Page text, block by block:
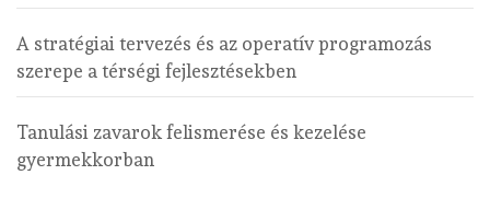
A stratégiai tervezés és az operatív programozás
szerepe a térségi fejlesztésekben
Tanulási zavarok felismerése és kezelése
gyermekkorban